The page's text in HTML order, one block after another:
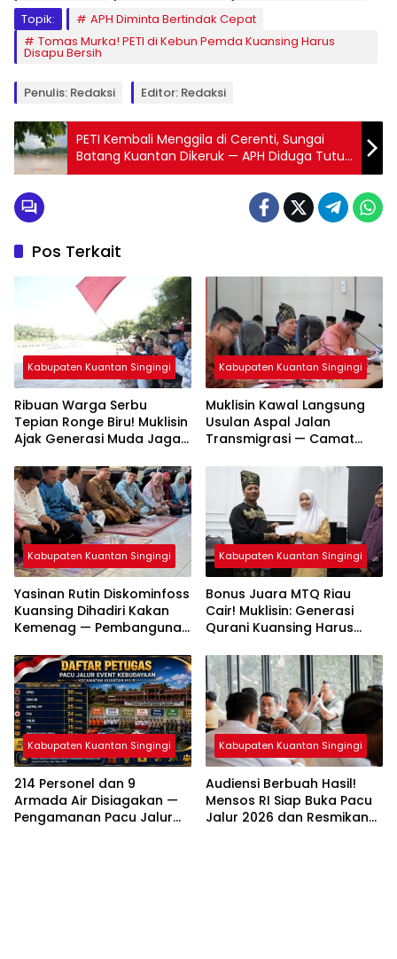
Topik:
APH Diminta Bertindak Cepat
Tomas Murka! PETI di Kebun Pemda Kuansing Harus
Disapu Bersih
Penulis: Redaksi Editor: Redaksi
PETI Kembali Menggila di Cerenti, Sungai
Batang Kuantan Dikeruk — APH Diduga Tutup
Mata!
Pos Terkait
Kabupaten Kuantan Singingi
Ribuan Warga Serbu
Tepian Ronge Biru! Muklisin
Ajak Generasi Muda Jaga
Kabupaten Kuantan Singingi
Muklisin Kawal Langsung
Usulan Aspal Jalan
Transmigrasi — Camat
Kabupaten Kuantan Singingi
Yasinan Rutin Diskominfoss
Kuansing Dihadiri Kakan
Kemenag — Pembangunan
Kabupaten Kuantan Singingi
Bonus Juara MTQ Riau
Cair! Muklisin: Generasi
Qurani Kuansing Harus
Kabupaten Kuantan Singingi
214 Personel dan 9
Armada Air Disiagakan —
Pengamanan Pacu Jalur
Kabupaten Kuantan Singingi
Audiensi Berbuah Hasil!
Mensos RI Siap Buka Pacu
Jalur 2026 dan Resmikan